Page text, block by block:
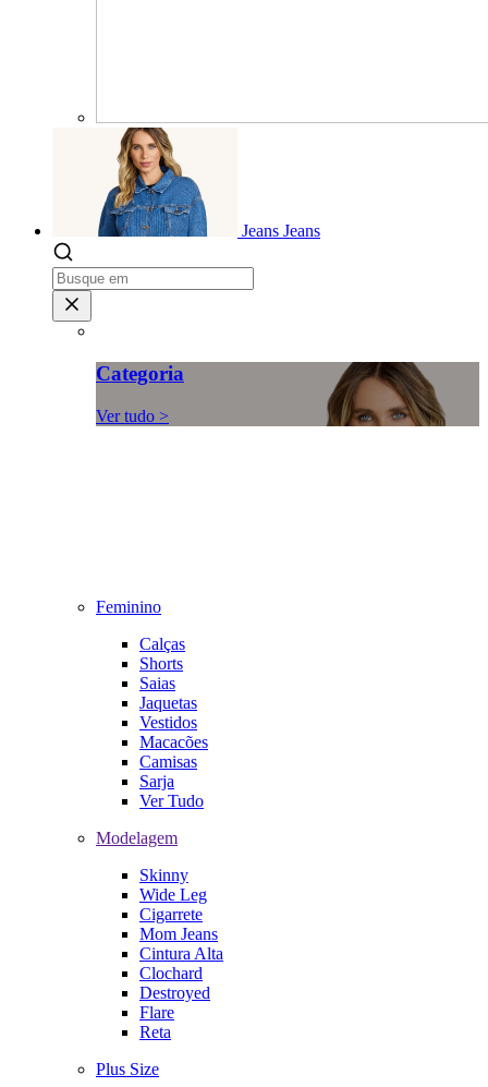
Jeans Jeans
Categoria
Ver tudo >
Feminino
Calças
Shorts
Saias
Jaquetas
Vestidos
Macacões
Camisas
Sarja
Ver Tudo
Modelagem
Skinny
Wide Leg
Cigarrete
Mom Jeans
Cintura Alta
Clochard
Destroyed
Flare
Reta
Plus Size